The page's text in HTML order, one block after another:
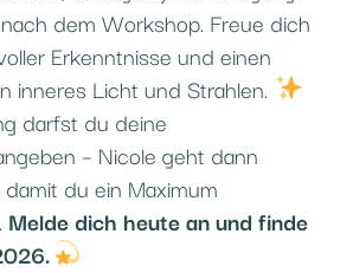
dem Workshop. Freue dich
Erkenntnisse und einen
inneres Licht und Strahlen.
darfst du deine
– Nicole geht dann
du ein Maximum
Melde dich heute an und finde